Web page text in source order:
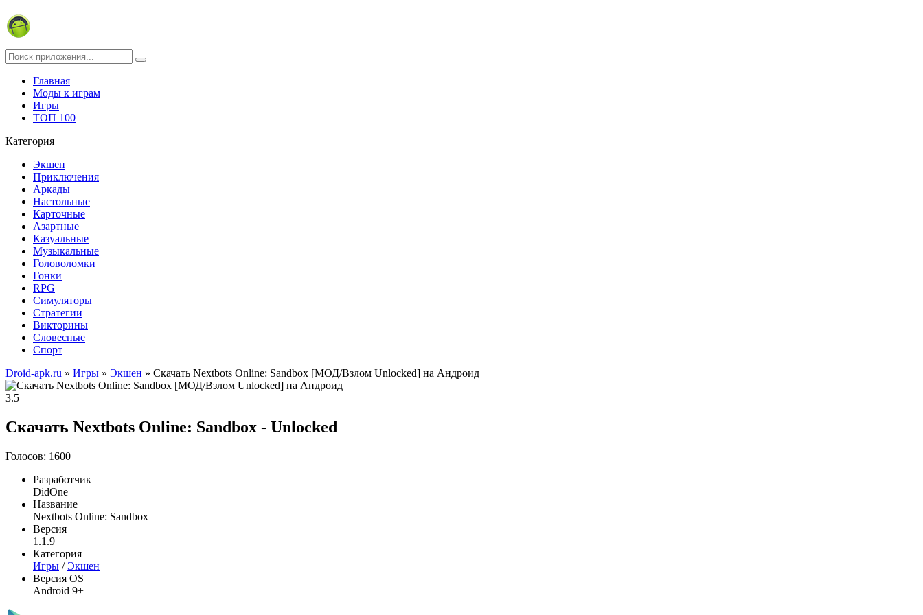
Главная
Моды к играм
Игры
ТОП 100
Категория
Экшен
Приключения
Аркады
Настольные
Карточные
Азартные
Казуальные
Музыкальные
Головоломки
Гонки
RPG
Симуляторы
Стратегии
Викторины
Словесные
Спорт
Droid-apk.ru » Игры » Экшен » Скачать Nextbots Online: Sandbox [МОД/Взлом Unlocked] на Андроид
3.5
Скачать Nextbots Online: Sandbox - Unlocked
Голосов: 1600
Разработчик
DidOne
Название
Nextbots Online: Sandbox
Версия
1.1.9
Категория
Игры /Экшен
Версия OS
Android 9+